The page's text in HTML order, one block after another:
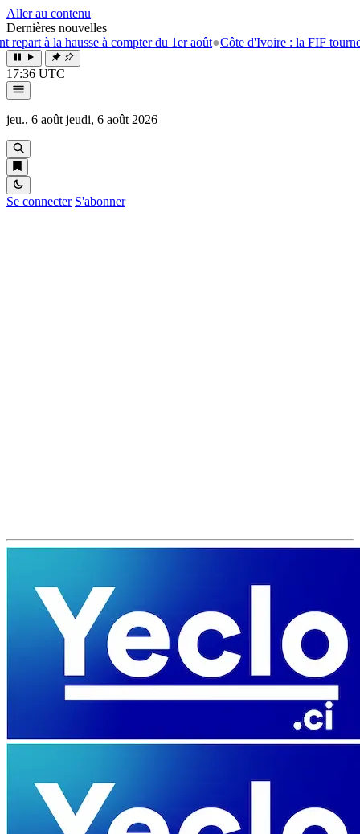
Aller au contenu
Dernières nouvelles
à la hausse à compter du 1er août●Côte d'Ivoire : la FIF tourne la
17:36 UTC
jeu., 6 août jeudi, 6 août 2026
Se connecter S'abonner